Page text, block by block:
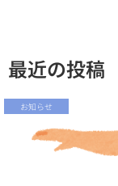
最近の投稿
お知らせ